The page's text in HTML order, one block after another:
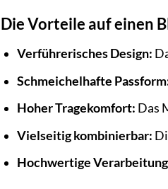
Die Vorteile auf einen
Verführerisches Design:
Schmeichelhafte
Hoher Tragekomfort: Das
Vielseitig kombinierbar:
Hochwertige